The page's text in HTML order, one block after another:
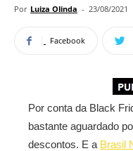
Por Luiza Olinda - 23/08/2021
Facebook
Por conta da Black
bastante aguardado
descontos. E a Brasil